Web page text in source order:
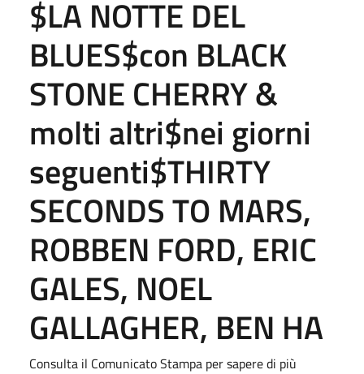
$LA NOTTE DEL
BLUES$con BLACK
STONE CHERRY &
molti altri$nei giorni
seguenti$THIRTY
SECONDS TO MARS,
ROBBEN FORD, ERIC
GALES, NOEL
GALLAGHER, BEN HA
Consulta il Comunicato Stampa per sapere di più